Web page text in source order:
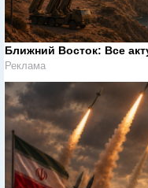
Ближний Восток: Все
Реклама